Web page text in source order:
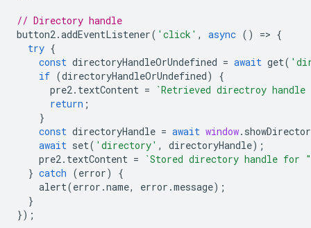
// Directory handle
button2.addEventListener( 'click' , async () => {
try {
const directoryHandleOrUndefined = await get(
if (directoryHandleOrUndefined)
{
pre2. textContent =
`Retrieved directroy
return ;
}
const directoryHandle = await window.
await set( 'directory' , directoryHandle);
pre2. textContent =
`Stored directory handle for "
} catch (error)
{
alert(error .name, error .message);
}
});